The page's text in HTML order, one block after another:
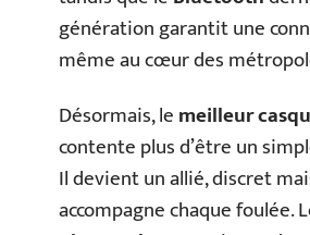
génération garantit une
même au cœur des
Désormais, lemeilleur
contente plus d’être un
Il devient un allié, discret
accompagne chaque foulée.